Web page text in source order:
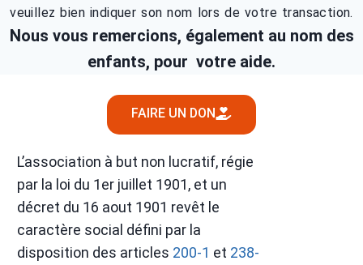
veuillez bien indiquer son nom lors de votre transaction.
Nous vous remercions, également au nom des
enfants, pour votre aide.
FAIRE UN DON
L’association à but non lucratif, régie
par la loi du 1er juillet 1901, et un
décret du 16 aout 1901 revêt le
caractère social défini par la
disposition des articles 200-1 et 238-